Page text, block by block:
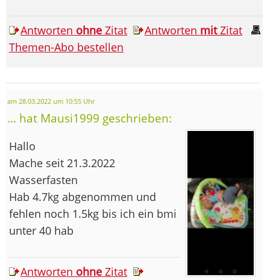
Antworten ohne Zitat Antworten mitZitat
Themen-Abo bestellen
am 28.03.2022 um 10:55 Uhr
... hat Mausi1999 geschrieben:
Hallo
Mache seit 21.3.2022
Wasserfasten
Hab 4.7kg abgenommen und
fehlen noch 1.5kg bis ich ein bmi
unter 40 hab
Antworten ohne Zitat